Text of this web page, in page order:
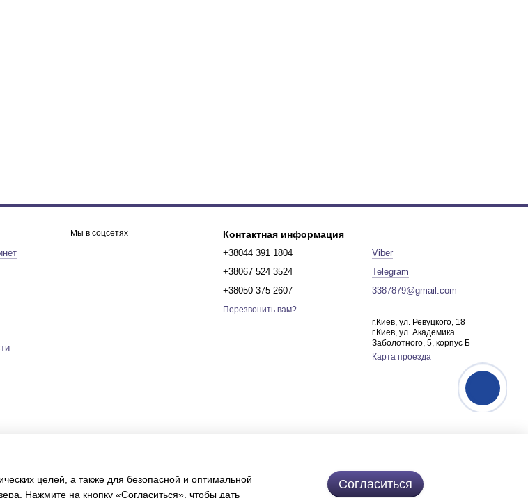
Мы в соцсетях Контактная информация
+38044 391 1804
+38067 524 3524
+38050 375 2607
Перезвонить вам?
Viber
Telegram
3387879@gmail.com
г.Киев, ул. Ревуцкого, 18
г.Киев, ул. Академика
Заболотного, 5, корпус Б
Карта проезда
целей, а также для безопасной и оптимальной
Нажмите на кнопку «Согласиться», чтобы дать
Согласиться